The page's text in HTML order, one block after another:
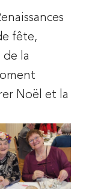
fête,
la
Noël et la